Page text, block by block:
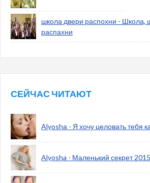
школа двери распохни - Школа,
распахни
СЕЙЧАС ЧИТАЮТ
Alyoshа - Я хочу целовать тебя
Alyosha - Маленький секрет 2015